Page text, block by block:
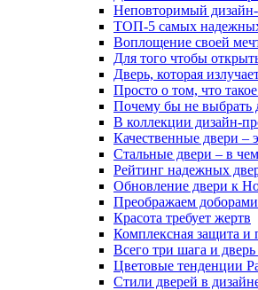
Неповторимый
ТОП-5 самых
Воплощение своей
Для того чтобы
Дверь, которая
Просто о том, что
Почему бы не выбрать
В коллекции дизайн-
Качественные двери –
Стальные двери – в
Рейтинг надежных
Обновление двери к
Преображаем
Красота требует жертв
Комплексная защита и
Всего три шага и дверь
Цветовые тенденции
Стили дверей в